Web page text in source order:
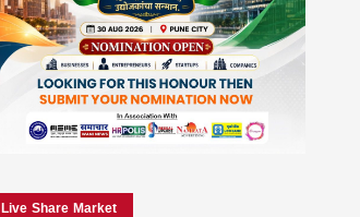
Live Share Market